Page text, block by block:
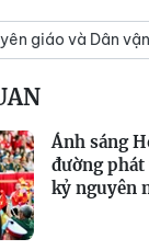
giáo và Dân
Ánh sáng
đường
kỷ nguyên